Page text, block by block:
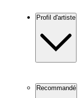
Profil d'artiste
Recommandé